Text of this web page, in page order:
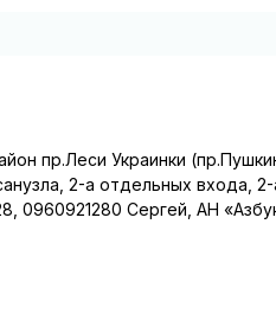
пр.Леси Украинки
2-а отдельных входа,
0960921280 Сергей, АН